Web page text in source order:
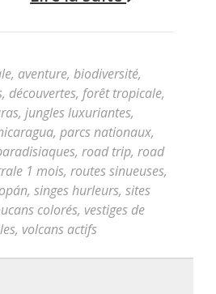
, aventure, biodiversité,
, découvertes, forêt tropicale,
, jungles luxuriantes,
, parcs nationaux,
, road trip, road
1 mois, routes sinueuses,
, singes hurleurs, sites
colorés, vestiges de
, volcans actifs